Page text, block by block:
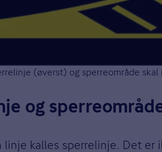
(øverst) og sperreområde
og
linje kalles sperrelinje. Det